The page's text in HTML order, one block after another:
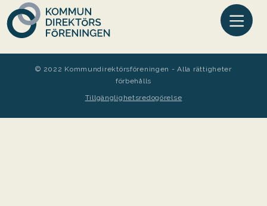
© 2022 Kommundirektörsföreningen - Alla rättigheter
förbehålls
Tillgänglighetsredogörelse